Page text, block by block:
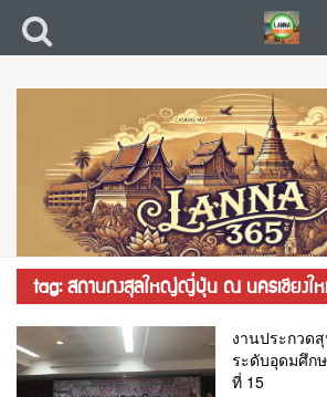
tag: สถานกงสุลใหญ่ญี่ปุ่น ณ นครเชียงใ
งานประกวด
ระดับอุดมศึก
ที่ 15